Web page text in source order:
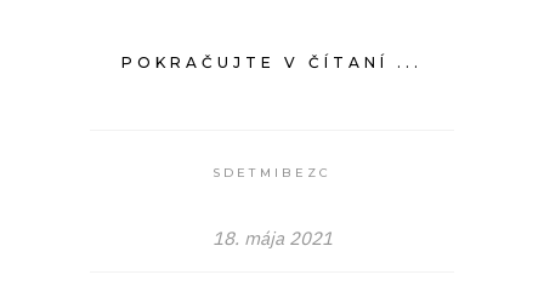
POKRAČUJTE V ČÍTANÍ ...
SDETMIBEZC
18. mája 2021